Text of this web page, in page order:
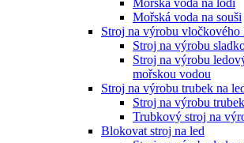
Mořská voda na lodi
Mořská voda na souši
Stroj na výrobu vločkového
Stroj na výrobu
Stroj na výrobu
mořskou vodou
Stroj na výrobu trubek na
Stroj na výrobu
Trubkový stroj na
Blokovat stroj na led